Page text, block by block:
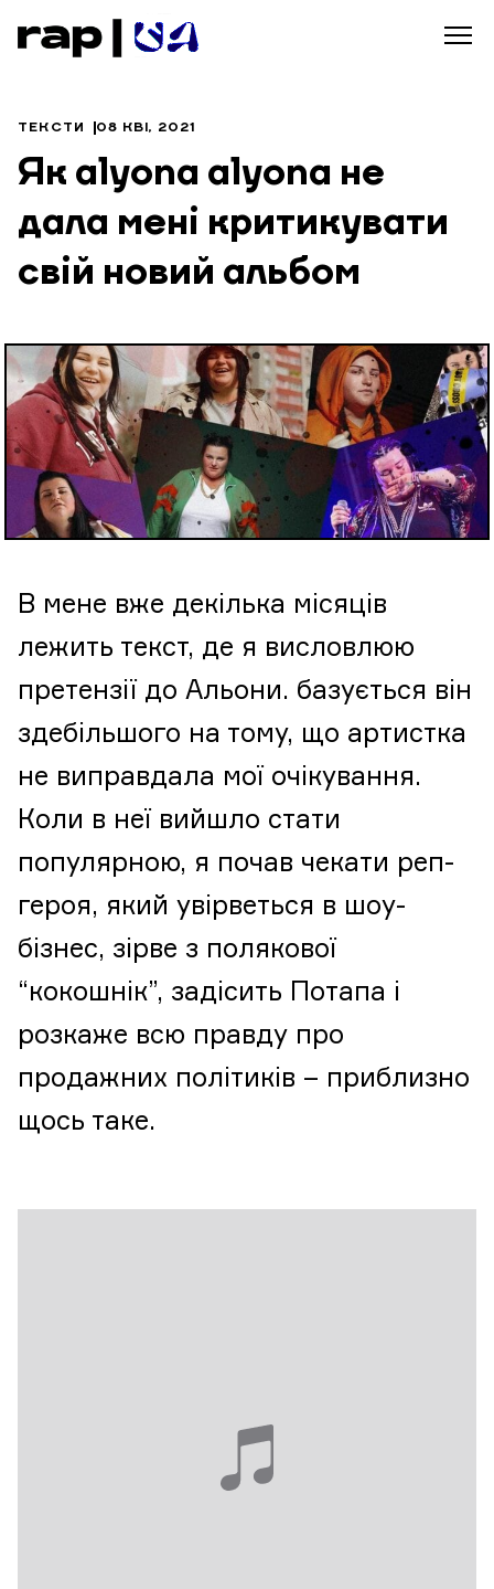
ТЕКСТИ 08 КВІ, 2021
Як alyona alyona не
дала мені критикувати
свій новий альбом
В мене вже декілька місяців
лежить текст, де я висловлюю
претензії до Альони. базується він
здебільшого на тому, що артистка
не виправдала мої очікування.
Коли в неї вийшло стати
популярною, я почав чекати реп-
героя, який увірветься в шоу-
бізнес, зірве з полякової
“кокошнік”, задісить Потапа і
розкаже всю правду про
продажних політиків – приблизно
щось таке.